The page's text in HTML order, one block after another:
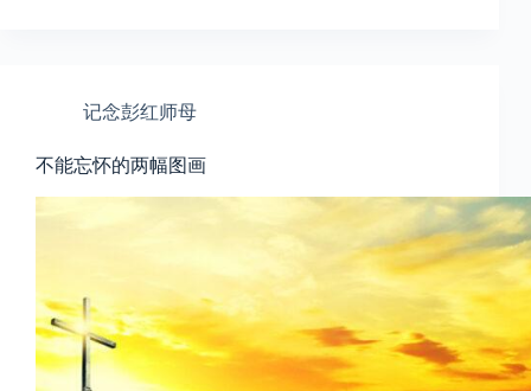
记念彭红师母
不能忘怀的两幅图画